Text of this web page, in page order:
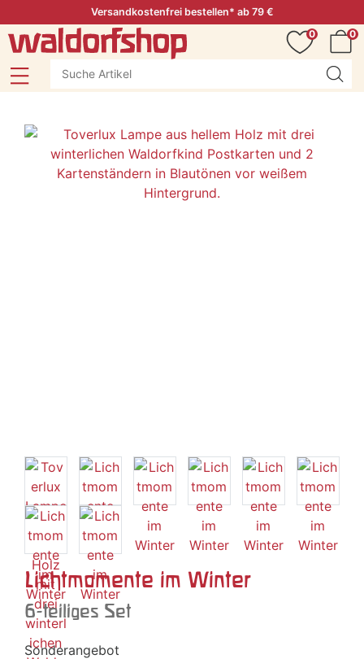
Versandkostenfrei bestellen* ab 79 €
0
0
Lichtmomente im Winter
6-teiliges Set
Sonderangebot